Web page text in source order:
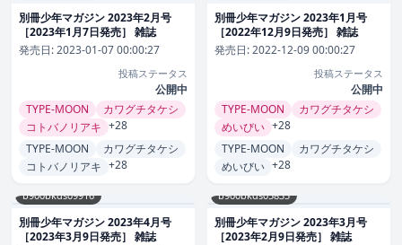
別冊少年マガジン 2023年2月号
［2023年1月7日発売］ 雑誌
発売日:2023-01-07 00:00:27
投稿ステータス
公開中
TYPE-MOON
カワグチタケシ
コトバノリアキ +28
TYPE-MOON
カワグチタケシ
コトバノリアキ +28
別冊少年マガジン 2023年1月号
［2022年12月9日発売］ 雑誌
発売日:2022-12-09 00:00:27
投稿ステータス
公開中
TYPE-MOON
カワグチタケシ
めいびい +28
TYPE-MOON
カワグチタケシ
めいびい +28
b900bkds09916
別冊少年マガジン 2023年4月号
［2023年3月9日発売］ 雑誌
b900bkds05835
別冊少年マガジン 2023年3月号
［2023年2月9日発売］ 雑誌